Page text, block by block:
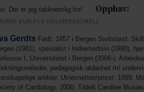
Det er jeg takknemlig for!
Opphav:
KUN FOR HELSEPERSONELL
Gerdts Født: 1957 i Bergen Sivilstand:
(1981), spesialist i Indremedisin (1990),
I, Universitetet i Bergen (2006-).
pedagogisk utdannet m/
artikler. Utnevnelser/priser: 1999:
of Cardiology. 2000: Tildelt Caroline